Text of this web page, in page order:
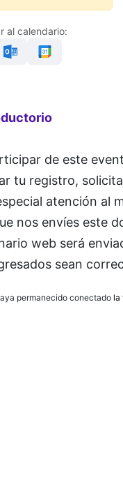
al calendario:
de este
tu registro,
atención al
nos envíes este
web será
sean
permanecido conectado la